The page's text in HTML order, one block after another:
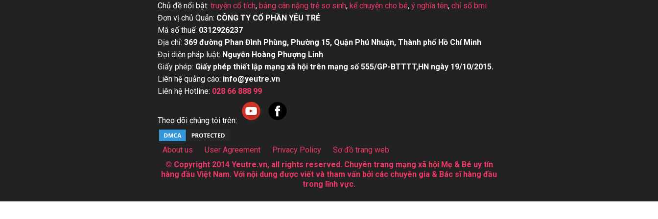
Chủ đề nổi bật: truyện cổ tích, bảng cân nặng trẻ sơ sinh, kể chuyện cho bé, ý nghĩa tên, chỉ số bmi
Đơn vị chủ Quản: CÔNG TY CỔ PHẦN YÊU TRẺ
Mã số thuế: 0312926237
Địa chỉ: 369 đường Phan Đình Phùng, Phường 15, Quận Phú Nhuận, Thành phố Hồ Chí Minh
Đại diện pháp luật: Nguyễn Hoàng Phượng Linh
Giấy phép: Giấy phép thiết lập mạng xã hội trên mạng số 555/GP-BTTTT,HN ngày 19/10/2015.
Liên hệ quảng cáo: info@yeutre.vn
Liên hệ Hotline: 028 66 888 99
Theo dõi chúng tôi trên:
About us User Agreement Privacy Policy
Sơ đồ trang web
© Copyright 2014 Yeutre.vn, all rights reserved. Chuyên trang mạng xã hội Mẹ & Bé uy tín
hàng đầu Việt Nam. Với nội dung được viết và tham vấn bởi các chuyên gia & Bác sĩ hàng đầu
trong lĩnh vực.